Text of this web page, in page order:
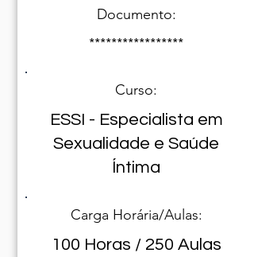
Documento:
*****************
Curso:
ESSI - Especialista em
Sexualidade e Saúde
Íntima
Carga Horária/Aulas:
100 Horas / 250 Aulas